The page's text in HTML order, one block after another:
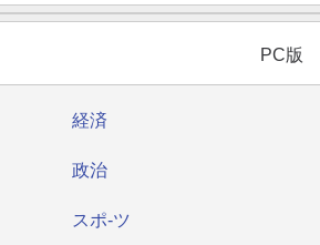
PC版
経済
政治
スポ-ツ